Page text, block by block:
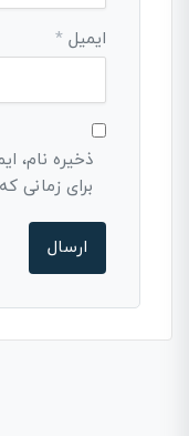
ایمیل *
ذخیره نام،
برای زمانی